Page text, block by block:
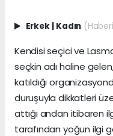
Erkek | Kadın
Kendisi seçici ve
seçkin adı haline
katıldığı
duruşuyla dikkatleri
attığı andan itibaren
tarafından yoğun ilgi